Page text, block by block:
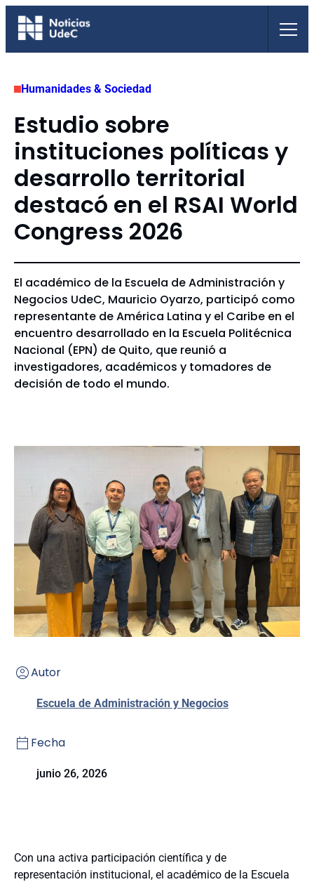
Saltar
Humanidades & Sociedad
Estudio sobre
instituciones políticas y
desarrollo territorial
destacó en el RSAI World
Congress 2026
El académico de la Escuela de Administración y
Negocios UdeC, Mauricio Oyarzo, participó como
representante de América Latina y el Caribe en el
encuentro desarrollado en la Escuela Politécnica
Nacional (EPN) de Quito, que reunió a
investigadores, académicos y tomadores de
decisión de todo el mundo.
Autor
Escuela de Administración y Negocios
Fecha
junio 26, 2026
Con una activa participación científica y de
representación institucional, el académico de la Escuela